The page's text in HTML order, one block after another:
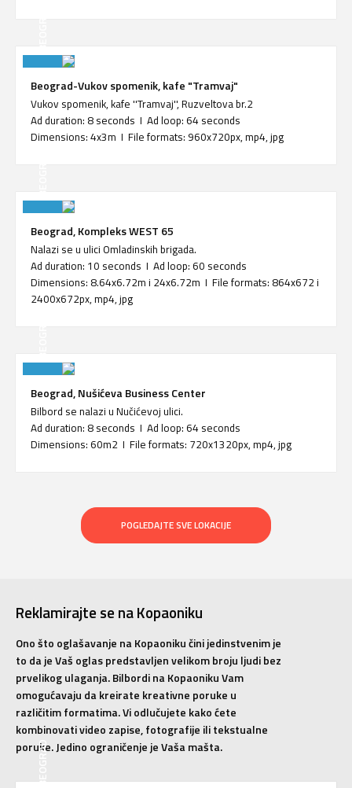
Beograd-Vukov spomenik, kafe "Tramvaj"
Vukov spomenik, kafe ''Tramvaj'', Ruzveltova br.2
Ad duration: 8 seconds I Ad loop: 64 seconds
Dimensions: 4x3m I File formats: 960x720px, mp4, jpg
Beograd, Kompleks WEST 65
Nalazi se u ulici Omladinskih brigada.
Ad duration: 10 seconds I Ad loop: 60 seconds
Dimensions: 8.64x6.72m i 24x6.72m I File formats: 864x672 i
2400x672px, mp4, jpg
Beograd, Nušićeva Business Center
Bilbord se nalazi u Nučićevoj ulici.
Ad duration: 8 seconds I Ad loop: 64 seconds
Dimensions: 60m2 I File formats: 720x1320px, mp4, jpg
POGLEDAJTE SVE LOKACIJE
Reklamirajte se na Kopaoniku
Ono što oglašavanje na Kopaoniku čini jedinstvenim je
to da je Vaš oglas predstavljen velikom broju ljudi bez
prvelikog ulaganja. Bilbordi na Kopaoniku Vam
omogućavaju da kreirate kreativne poruke u
različitim formatima. Vi odlučujete kako ćete
kombinovati video zapise, fotografije ili tekstualne
poruke. Jedino ograničenje je Vaša mašta.
BEOGRAD